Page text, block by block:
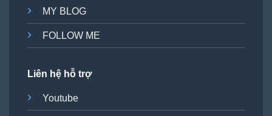
MY BLOG
FOLLOW ME
Liên hệ hỗ trợ
Youtube